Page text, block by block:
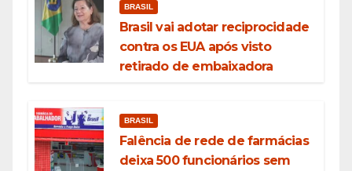
BRASIL
Brasil vai adotar reciprocidade
contra os EUA após visto
retirado de embaixadora
BRASIL
Falência de rede de farmácias
deixa 500 funcionários sem